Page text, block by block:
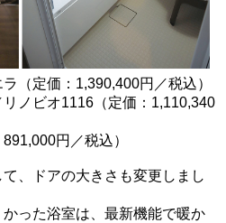
（定価：1,390,400円／税込）
ノビオ1116（定価：1,110,340
円／税込）
、ドアの大きさも変更しまし
った浴室は、最新機能で暖か